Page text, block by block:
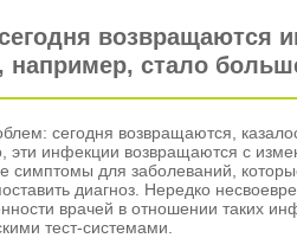
возвращаются
например, стало
сегодня возвращаются,
эти инфекции возвращаются с
симптомы для заболеваний,
диагноз. Нередко
врачей в отношении таких
тест-системами.